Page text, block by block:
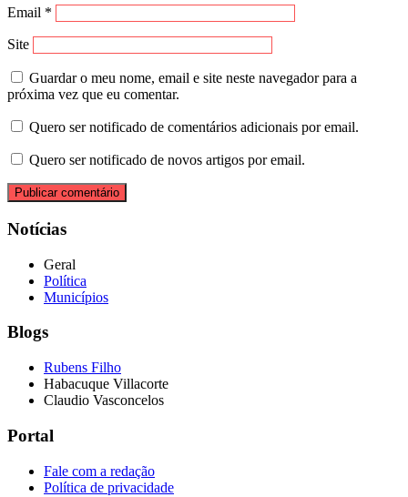
Email *
Site
Guardar o meu nome, email e site neste navegador para a
próxima vez que eu comentar.
Quero ser notificado de comentários adicionais por email.
Quero ser notificado de novos artigos por email.
Notícias
Geral
Política
Municípios
Blogs
Rubens Filho
Habacuque Villacorte
Claudio Vasconcelos
Portal
Fale com a redação
Política de privacidade